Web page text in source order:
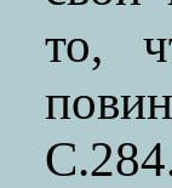
то,